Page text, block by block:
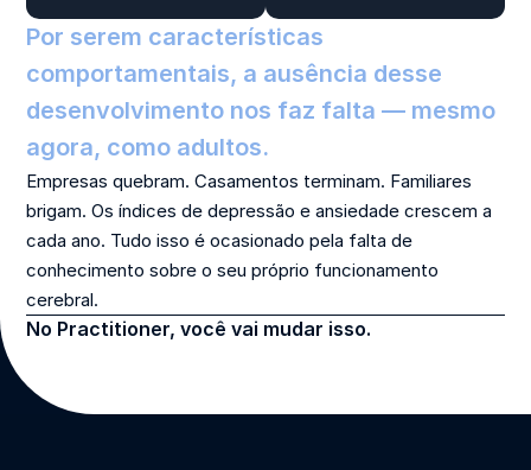
Por serem características
comportamentais, a ausência desse
desenvolvimento nos faz falta — mesmo
agora, como adultos.
Empresas quebram. Casamentos terminam. Familiares
brigam. Os índices de depressão e ansiedade crescem a
cada ano. Tudo isso é ocasionado pela falta de
conhecimento sobre o seu próprio funcionamento
cerebral.
No Practitioner, você vai mudar isso.